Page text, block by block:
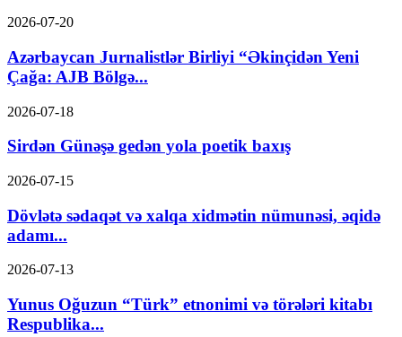
2026-07-20
Azərbaycan Jurnalistlər Birliyi “Əkinçidən Yeni
Çağa: AJB Bölgə...
2026-07-18
Sirdən Günəşə gedən yola poetik baxış
2026-07-15
Dövlətə sədaqət və xalqa xidmətin nümunəsi, əqidə
adamı...
2026-07-13
Yunus Oğuzun “Türk” etnonimi və törələri kitabı
Respublika...